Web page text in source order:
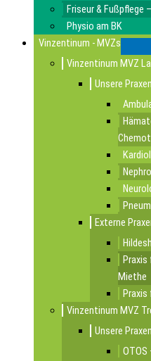
Friseur & Fußpflege
Physio am BK
Vinzentinum - MVZs
Vinzentinum MVZ
Unsere Praxen
Externe
Praxis
Miethe
Praxis
Vinzentinum MVZ
Unsere Praxen